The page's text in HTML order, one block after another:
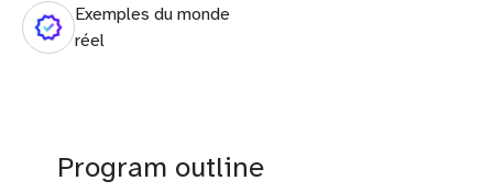
Exemples du monde
réel
Program outline